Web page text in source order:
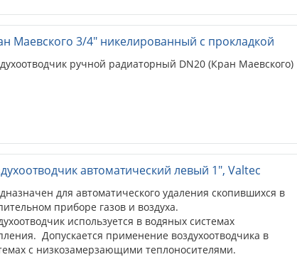
Маевского 3/4" никелированный с прокладкой
ручной радиаторный DN20 (Кран Маевского)
автоматический левый 1", Valtec
для автоматического удаления скопившихся в
приборе газов и воздуха.
используется в водяных системах
Допускается применение воздухоотводчика в
с низкозамерзающими теплоносителями.